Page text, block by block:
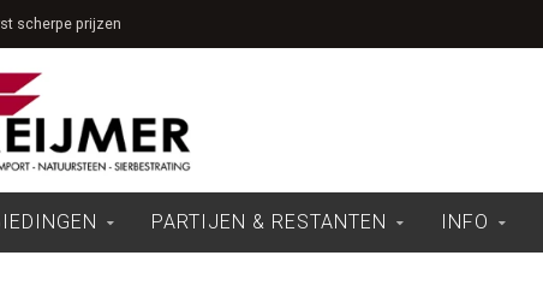
scherpe prijzen
PARTIJEN & RESTANTEN INFO